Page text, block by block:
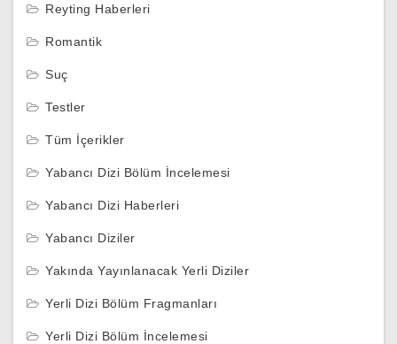
Reyting Haberleri
Romantik
Suç
Testler
Tüm İçerikler
Yabancı Dizi Bölüm İncelemesi
Yabancı Dizi Haberleri
Yabancı Diziler
Yakında Yayınlanacak Yerli Diziler
Yerli Dizi Bölüm Fragmanları
Yerli Dizi Bölüm İncelemesi